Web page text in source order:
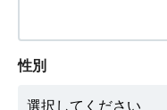
性別